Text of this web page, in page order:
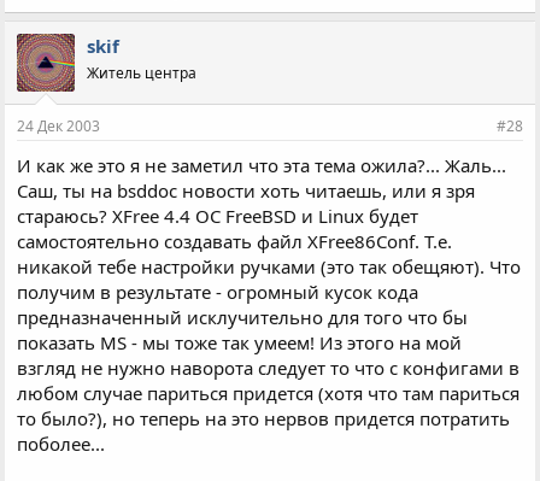
skif
Житель центра
24 Дек 2003 #28
И как же это я не заметил что эта тема ожила?... Жаль...
Саш, ты на bsddoc новости хоть читаешь, или я зря
стараюсь? XFree 4.4 ОС FreeBSD и Linux будет
самостоятельно создавать файл XFree86Conf. Т.е.
никакой тебе настройки ручками (это так обещяют). Что
получим в результате - огромный кусок кода
предназначенный исклучительно для того что бы
показать MS - мы тоже так умеем! Из этого на мой
взгляд не нужно наворота следует то что с конфигами в
любом случае париться придется (хотя что там париться
то было?), но теперь на это нервов придется потратить
поболее...